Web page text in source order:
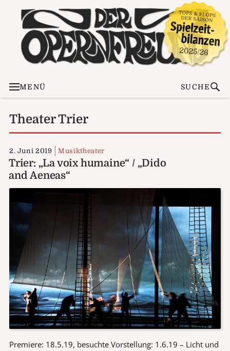
MENÜ SUCHE
Theater Trier
2. Juni 2019 Musiktheater
Trier: „La voix humaine“ / „Dido
and Aeneas“
Premiere: 18.5.19, besuchte Vorstellung: 1.6.19 – Licht und